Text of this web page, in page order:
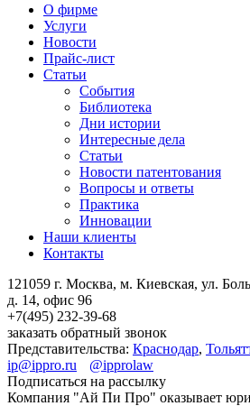
О фирме
Услуги
Новости
Прайс-лист
Статьи
События
Библиотека
Дни истории
Интересные дела
Статьи
Новости патентования
Вопросы и ответы
Практика
Инновации
Наши клиенты
Контакты
121059 г. Москва, м. Киевская, ул.
д. 14, офис 96
+7(495) 232-39-68
заказать обратный звонок
Представительства: Краснодар,
ip@ippro.ru
@ipprolaw
Подписаться на рассылку
Компания "Ай Пи Про" оказывает